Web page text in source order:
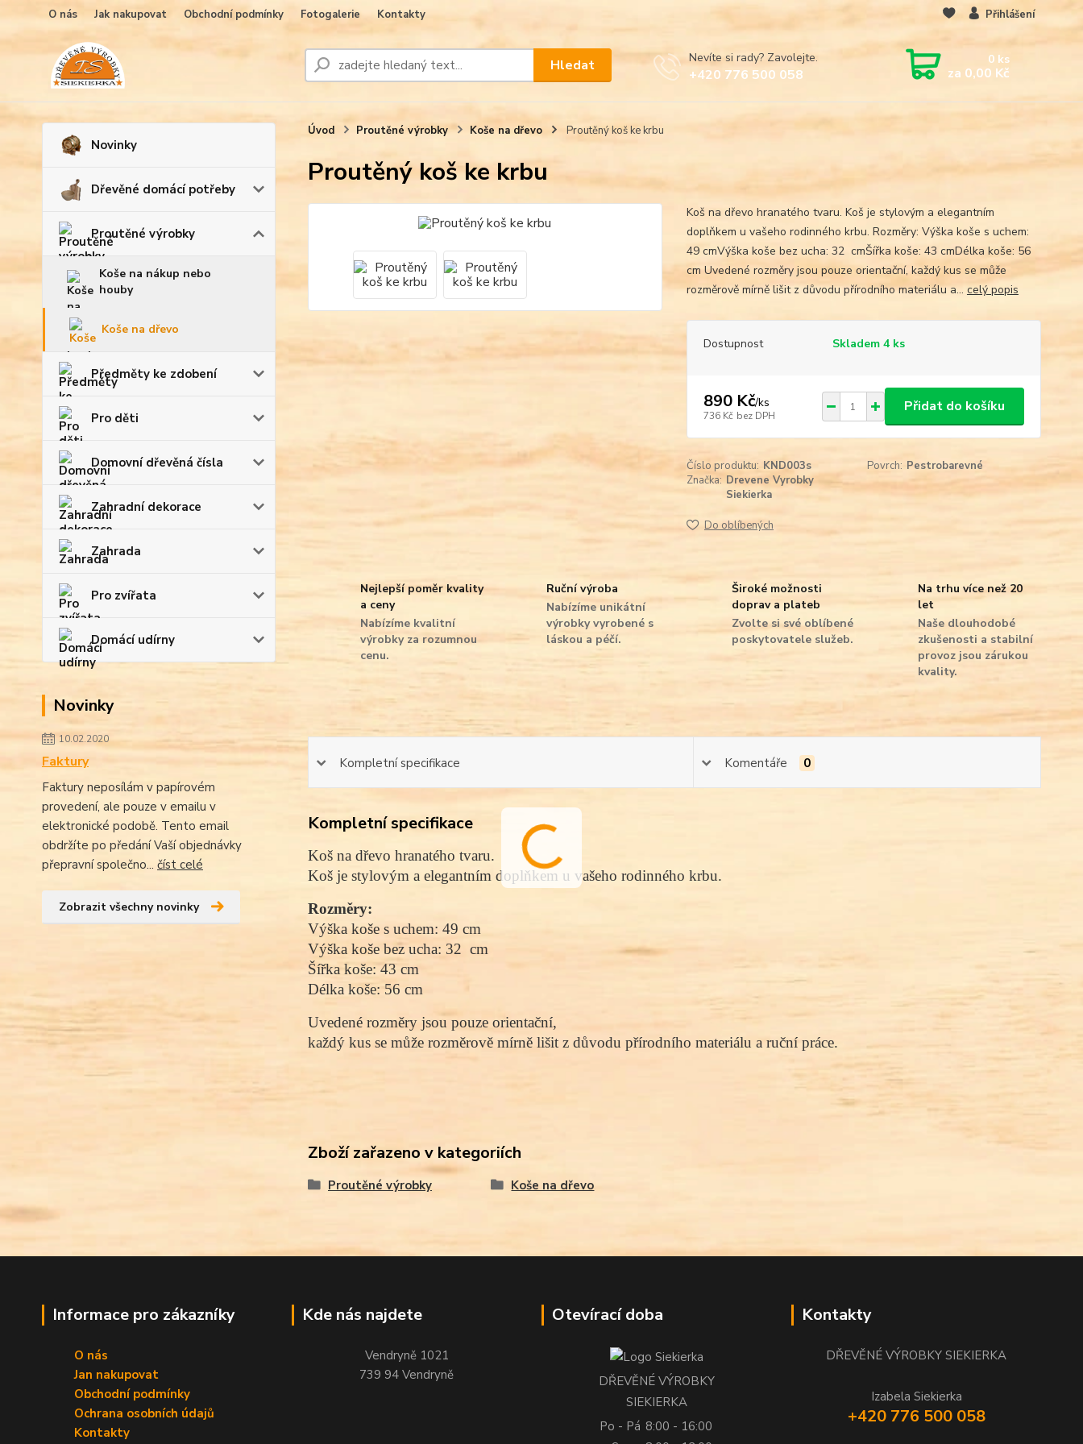
O nás Jak nakupovat Obchodní podmínky Fotogalerie Kontakty Přihlášení
Hledat Nevíte si rady? Zavolejte.
+420 776 500 058
0 ks
za 0,00 Kč
Novinky
Dřevěné domácí potřeby
Proutěné výrobky
Koše na nákup nebo
houby
Koše na dřevo
Předměty ke zdobení
Pro děti
Domovní dřevěná čísla
Zahradní dekorace
Zahrada
Pro zvířata
Domácí udírny
Novinky
10.02.2020
Faktury
Faktury neposílám v papírovém
provedení, ale pouze v emailu v
elektronické podobě. Tento email
obdržíte po předání Vaší objednávky
přepravní společno... číst celé
Zobrazit všechny novinky
Úvod Proutěné výrobky Koše na dřevo Proutěný koš ke krbu
Proutěný koš ke krbu
Koš na dřevo hranatého tvaru. Koš je stylovým a elegantním
doplňkem u vašeho rodinného krbu. Rozměry: Výška koše s uchem:
49 cmVýška koše bez ucha: 32 cmŠířka koše: 43 cmDélka koše: 56
cm Uvedené rozměry jsou pouze orientační, každý kus se může
rozměrově mírně lišit z důvodu přírodního materiálu a... celý popis
Dostupnost Skladem 4 ks
890 Kč/ks
736 Kč bez DPH
Přidat do košíku
Číslo produktu: KND003s Povrch: Pestrobarevné
Značka: Drevene Vyrobky
Siekierka
Do oblíbených
Nejlepší poměr kvality
a ceny
Nabízíme kvalitní
výrobky za rozumnou
cenu.
Ruční výroba
Nabízíme unikátní
výrobky vyrobené s
láskou a péčí.
Široké možnosti
doprav a plateb
Zvolte si své oblíbené
poskytovatele služeb.
Na trhu více než 20
let
Naše dlouhodobé
zkušenosti a stabilní
provoz jsou zárukou
kvality.
Kompletní specifikace Komentáře 0
Kompletní specifikace
Koš na dřevo hranatého tvaru.
Koš je stylovým a elegantním doplňkem u vašeho rodinného krbu.
Rozměry:
Výška koše s uchem: 49 cm
Výška koše bez ucha: 32  cm
Šířka koše: 43 cm
Délka koše: 56 cm
Uvedené rozměry jsou pouze orientační,
každý kus se může rozměrově mírně lišit z důvodu přírodního materiálu a ruční práce.
Zboží zařazeno v kategoriích
Proutěné výrobky Koše na dřevo
Informace pro zákazníky
O nás
Jan nakupovat
Obchodní podmínky
Ochrana osobních údajů
Kontakty
Kde nás najdete
Vendryně 1021
739 94 Vendryně
Otevírací doba
DŘEVĚNÉ VÝROBKY
SIEKIERKA
Po - Pá 8:00 - 16:00
Kontakty
DŘEVĚNÉ VÝROBKY SIEKIERKA
Izabela Siekierka
+420 776 500 058